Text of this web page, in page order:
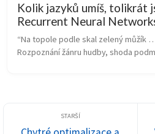
Kolik jazyků umíš, tolikrát
Recurrent Neural
pro zelenáče
“Na topole podle skal zelený můžík
Rozpoznání žánru hudby, shoda